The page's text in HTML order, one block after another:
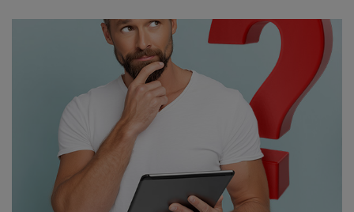
Yerba mate - où l'acheter et pourquoi il vaut mieux
acheter en ligne